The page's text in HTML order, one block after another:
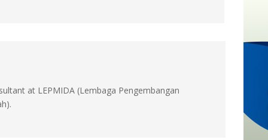
at LEPMIDA (Lembaga Pengembangan